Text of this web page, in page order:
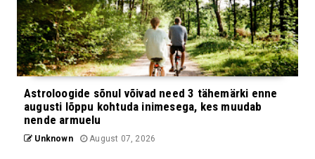
Astroloogide sõnul võivad need 3 tähemärki enne
augusti lõppu kohtuda inimesega, kes muudab
nende armuelu
Unknown August 07, 2026